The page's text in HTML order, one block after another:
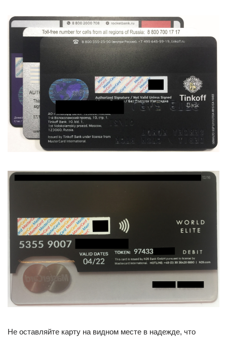
Не оставляйте карту на видном месте в надежде, что